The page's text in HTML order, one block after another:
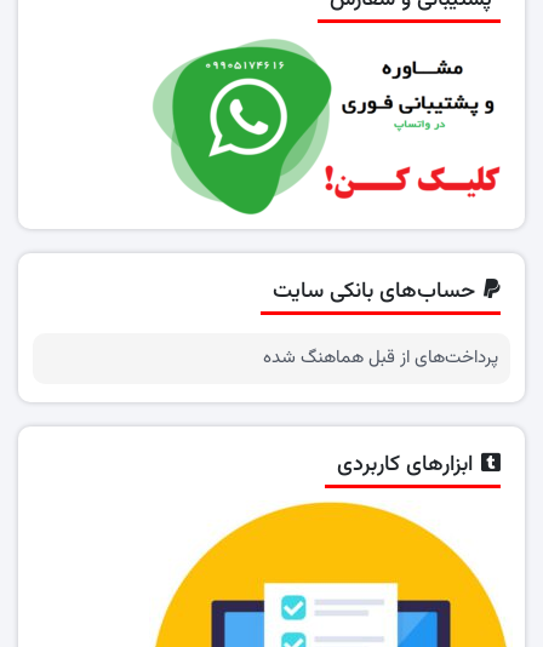
حساب‌های بانکی سایت
پرداخت‌های از قبل هماهنگ شده
ابزارهای کاربردی